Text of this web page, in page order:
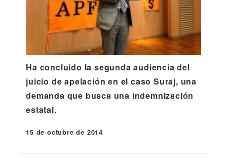
Ha concluido la segunda audiencia del
juicio de apelación en el caso Suraj, una
demanda que busca una indemnización
estatal.
Publicado
15 de octubre de 2014